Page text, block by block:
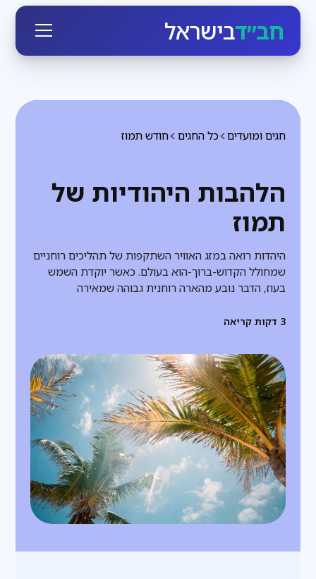
חב״דבישראל
חודש תמוז כל החגים חגים ומועדים
הלהבות היהודיות של
תמוז
היהדות רואה במזג האוויר השתקפות של תהליכים רוחניים
שמחולל הקדוש-ברוך-הוא בעולם. כאשר יוקדת השמש
בעוז, הדבר נובע מהארה רוחנית גבוהה שמאירה
3 דקות קריאה